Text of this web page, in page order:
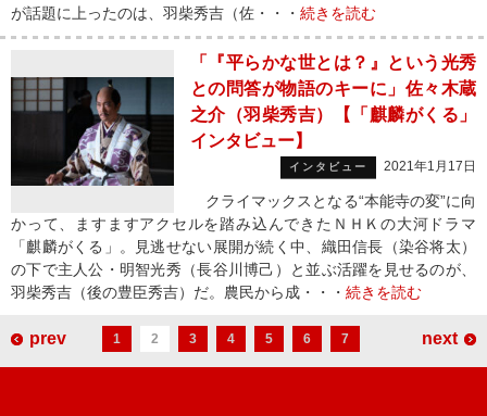
が話題に上ったのは、羽柴秀吉（佐・・・ 続きを読む
「『平らかな世とは？』という光秀
との問答が物語のキーに」佐々木蔵
之介（羽柴秀吉）【「麒麟がくる」
インタビュー】
インタビュー 2021年1月17日
クライマックスとなる“本能寺の変”に向
かって、ますますアクセルを踏み込んできたＮＨＫの大河ドラマ
「麒麟がくる」。見逃せない展開が続く中、織田信長（染谷将太）
の下で主人公・明智光秀（長谷川博己）と並ぶ活躍を見せるのが、
羽柴秀吉（後の豊臣秀吉）だ。農民から成・・・ 続きを読む
prev 1 2 3 4 5 6 7 next